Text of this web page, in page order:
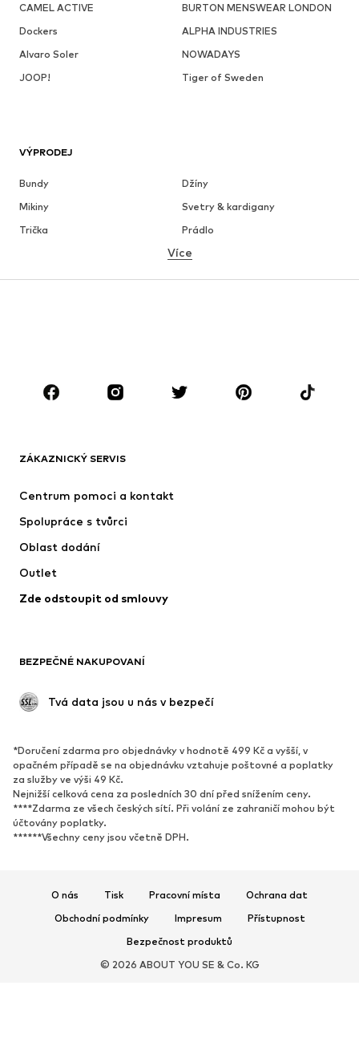
CAMEL ACTIVE
BURTON MENSWEAR LONDON
Dockers
ALPHA INDUSTRIES
Alvaro Soler
NOWADAYS
JOOP!
Tiger of Sweden
VÝPRODEJ
Bundy
Džíny
Mikiny
Svetry & kardigany
Trička
Prádlo
Košile
OBLEČENÍ
Bundy
Obleky & saka
Plavky
Příležitosti
Upcyklace
Nové
Kotníkové boty & kozačky
Polobotky
SPORT
Sportovní oblečení
Druhy sportů
Sportovní boty
Kšiltovky & čepice
Tašky & batohy
Šperky
Více
ZÁKAZNICKÝ SERVIS
Centrum pomoci a kontakt
Spolupráce s tvůrci
Oblast dodání
Outlet
Zde odstoupit od smlouvy
BEZPEČNÉ NAKUPOVANÍ
Tvá data jsou u nás v bezpečí
*Doručení zdarma pro objednávky v hodnotě 499 Kč a vyšší, v
opačném případě se na objednávku vztahuje poštovné a poplatky
za služby ve výši 49 Kč.
Nejnižší celková cena za posledních 30 dní před snížením ceny.
****Zdarma ze všech českých sítí. Při volání ze zahraničí mohou být
účtovány poplatky.
******Všechny ceny jsou včetně DPH.
O nás Tisk Pracovní místa
Ochrana dat
Obchodní podmínky
Impresum
Přístupnost
Bezpečnost produktů
© 2026 ABOUT YOU SE & Co. KG